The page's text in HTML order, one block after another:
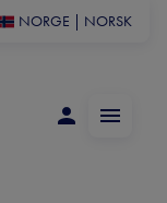
NORGE NORSK